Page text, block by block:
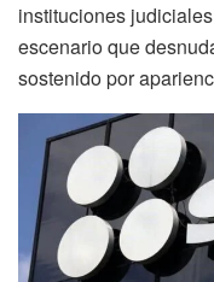
instituciones
escenario que
sostenido por